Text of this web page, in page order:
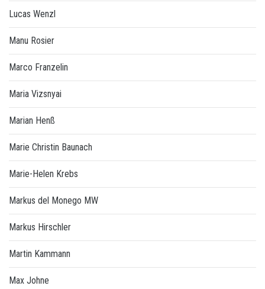
Lucas Wenzl
Manu Rosier
Marco Franzelin
Maria Vizsnyai
Marian Henß
Marie Christin Baunach
Marie-Helen Krebs
Markus del Monego MW
Markus Hirschler
Martin Kammann
Max Johne